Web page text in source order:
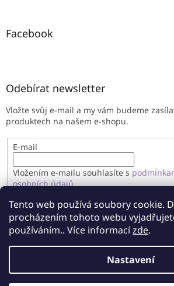
Tento web používá soubory cookie.
procházením tohoto webu
používáním.. Více informacízde.
Nastavení
Facebook
Odebírat newsletter
Vložte svůj e-mail a my vám budeme
produktech na našem e-shopu.
E-mail
Vložením e-mailu souhlasíte s
osobních údajů
PŘIHLÁSIT SE
Vytvořil Shoptet